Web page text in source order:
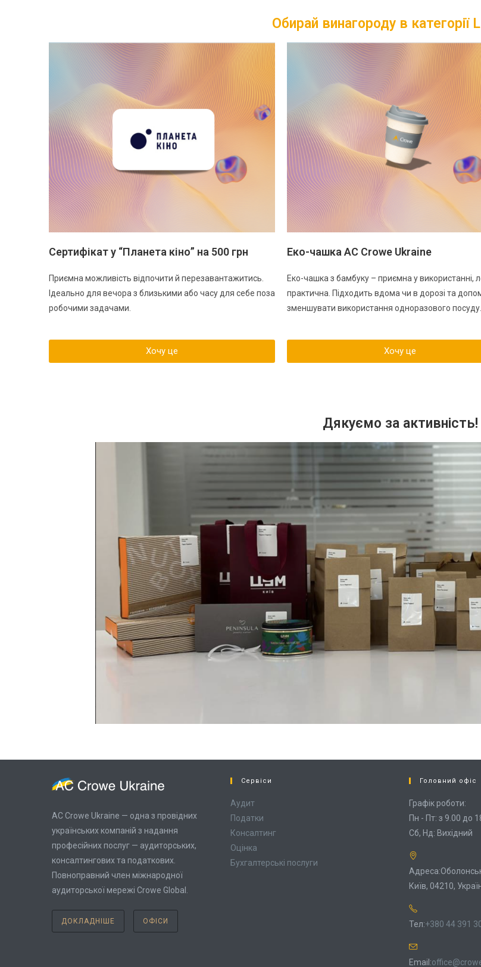
Обирай винагороду в категорії
Сертифікат у “Планета кіно” на 500 грн
Приємна можливість відпочити й перезавантажитись.
Ідеально для вечора з близькими або часу для себе поза
робочими задачами.
Хочу це
Еко-чашка AC Crowe Ukraine
Еко-чашка з бамбуку – приємна у використанні,
практична. Підходить вдома чи в дорозі та
зменшувати використання одноразового посуду.
Хочу це
Дякуємо за активність!
AC Crowe Ukraine — одна з провідних
українських компаній з надання
професійних послуг — аудиторських,
консалтингових та податкових.
Повноправний член міжнародної
аудиторської мережі Crowe Global.
ДОКЛАДНІШЕ ОФІСИ
Сервіси
Аудит
Податки
Консалтинг
Оцінка
Бухгалтерські послуги
Головний офіс
Графік роботи:
Пн - Пт: з 9.00 до
Сб, Нд: Вихідний
Адреса:
Київ, 04210,
Тел:+380 44 391
Email: